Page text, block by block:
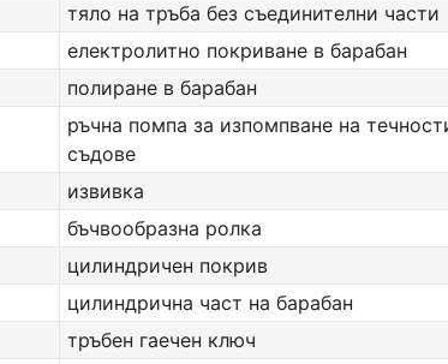
тяло на тръба без съединителни части
електролитно покриване в барабан
полиране в барабан
ръчна помпа за изпомпване на
съдове
извивка
бъчвообразна ролка
цилиндричен покрив
цилиндрична част на барабан
тръбен гаечен ключ